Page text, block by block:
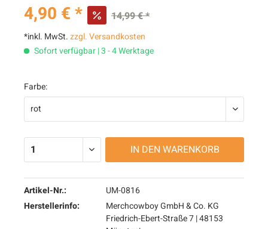
4,90 € * 14,99 € *
*inkl. MwSt.zzgl. Versandkosten
Sofort verfügbar | 3 - 4 Werktage
Farbe:
IN DEN WARENKORB
Artikel-Nr.:
UM-0816
Herstellerinfo:
Merchcowboy GmbH & Co. KG
Friedrich-Ebert-Straße 7 | 48153